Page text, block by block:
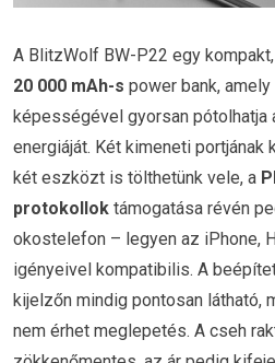
A BlitzWolf BW-P22 egy
20 000 mAh-s power bank, amely
képességével gyorsan
energiáját. Két kimeneti
két eszközt is tölthetünk vele, a
protokollok támogatása révén
okostelefon – legyen az iPhone,
igényeivel kompatibilis. A
kijelzőn mindig pontosan látható,
nem érhet meglepetés. A cseh